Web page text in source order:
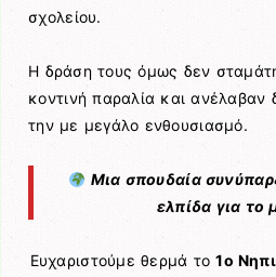
σχολείου.
Η δράση τους όμως δεν
κοντινή παραλία και ανέλαβαν
την με μεγάλο ενθουσιασμό.
Μια σπουδαία
ελπίδα για το
Ευχαριστούμε θερμά το1ο